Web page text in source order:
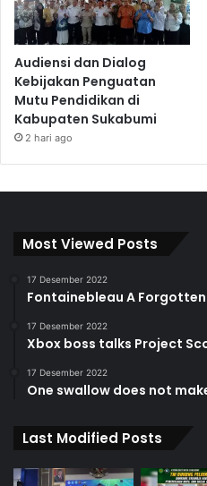
Audiensi dan Dialog
Kebijakan Penguatan
Mutu Pendidikan di
Kabupaten Sukabumi
2 hari ago
Most Viewed Posts
17 Desember 2022
Fontainebleau A
17 Desember 2022
Xbox boss talks Project
17 Desember 2022
One swallow does not
Last Modified Posts